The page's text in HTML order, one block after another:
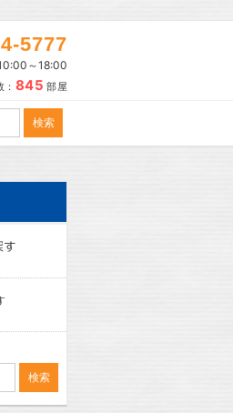
5777
～18:00
845 部屋